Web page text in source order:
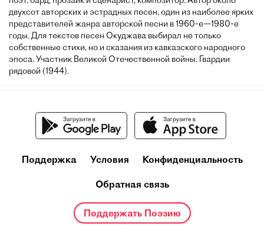
двухсот авторских и эстрадных песен, один из наиболее ярких
представителей жанра авторской песни в 1960-е—1980-е
годы. Для текстов песен Окуджава выбирал не только
собственные стихи, но и сказания из кавказского народного
эпоса. Участник Великой Отечественной войны. Гвардии
рядовой (1944).
Поддержка Условия Конфиденциальность
Обратная связь
Поддержать Поэзию